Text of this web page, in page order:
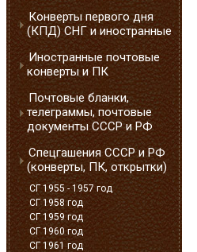
Конверты первого дня
(КПД) СНГ и иностранные
Иностранные почтовые
конверты и ПК
Почтовые бланки,
телеграммы, почтовые
документы СССР и РФ
Спецгашения СССР и РФ
(конверты, ПК, открытки)
СГ 1955 - 1957 год
СГ 1958 год
СГ 1959 год
СГ 1960 год
СГ 1961 год